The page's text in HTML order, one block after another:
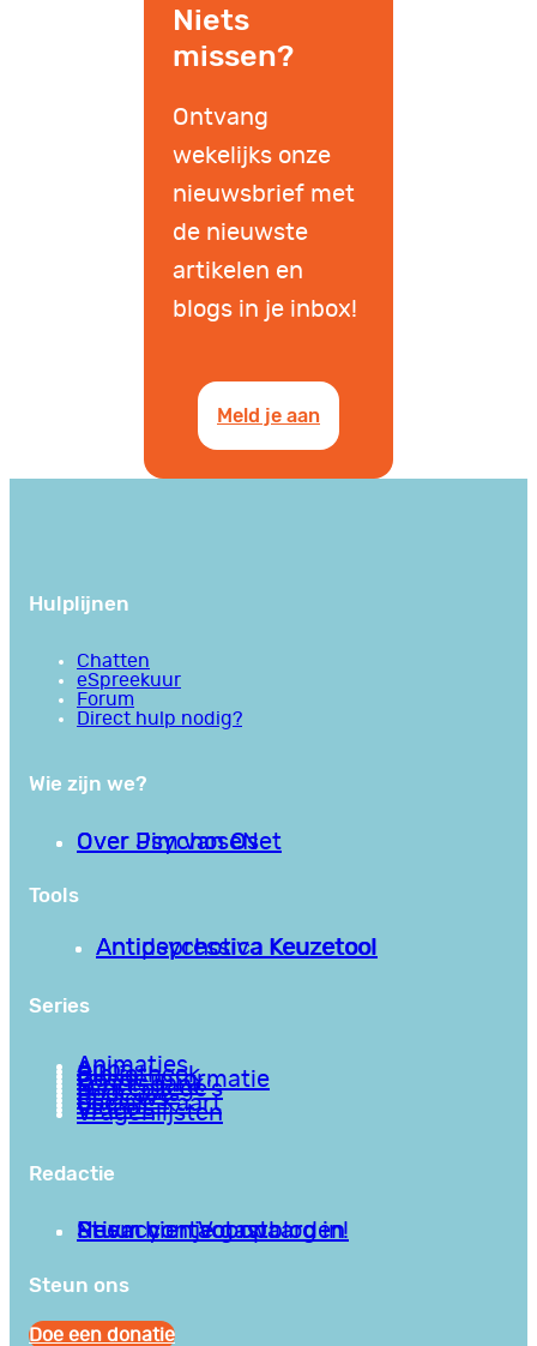
Niets
missen?
Ontvang
wekelijks onze
nieuwsbrief met
de nieuwste
artikelen en
blogs in je inbox!
Meld je aan
Hulplijnen
Chatten
eSpreekuur
Forum
Direct hulp nodig?
Wie zijn we?
Over PsychoseNet
Over Jim van Os
Tools
Antipsychotica Keuzetool
Antidepressiva Keuzetool
Series
Animaties
Apps
Bibliotheek
Goede informatie
Kennisbank
Mini college’s
Podcasts
Reviews
Sociale Kaart
Video’s
Vragenlijsten
Redactie
Privacy en Voorwaarden
Stuur hier je gastblog in!
Neem contact op
Steun ons
Doe een donatie